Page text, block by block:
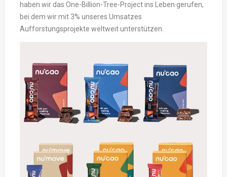
haben wir das One-Billion-Tree-Project ins Leben gerufen,
bei dem wir mit 3% unseres Umsatzes
Aufforstungsprojekte weltweit unterstützen.